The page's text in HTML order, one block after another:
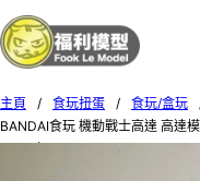
主頁 / 食玩扭蛋 / 食玩/盒玩
BANDAI食玩 機動戰士高達 高達